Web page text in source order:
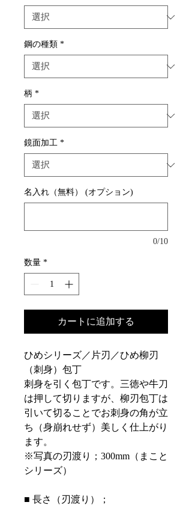
鋼の種類 *
柄 *
鏡面加工 *
名入れ（無料） (オプション)
0/10
数量 *
カートに追加する
ひめシリーズ／片刃／ひめ柳刃
（刺身）包丁
刺身を引く包丁です。三徳や牛刀
は押して切りますが、柳刃包丁は
引いて切ることでお刺身の角が立
ち（身崩れせず）美しく仕上がり
ます。
※写真の刃渡り； 300mm （まこと
シリーズ）
■ 長さ（刃渡り）；